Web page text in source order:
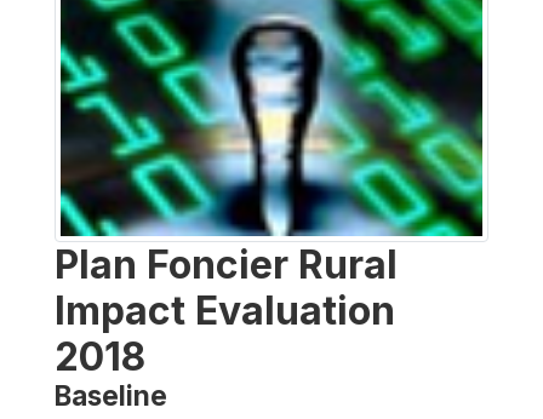
Plan Foncier Rural
Impact Evaluation
2018
Baseline